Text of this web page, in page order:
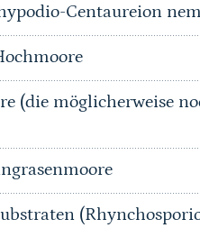
Centaureion
(die möglicherweise